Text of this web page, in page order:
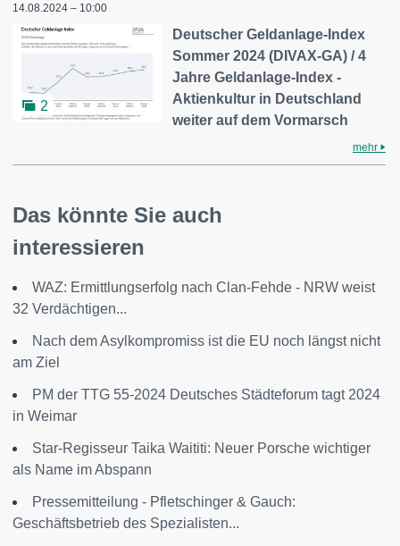
14.08.2024 – 10:00
2
Deutscher Geldanlage-Index
Sommer 2024 (DIVAX-GA) / 4
Jahre Geldanlage-Index -
Aktienkultur in Deutschland
weiter auf dem Vormarsch
mehr
Das könnte Sie auch
interessieren
WAZ: Ermittlungserfolg nach Clan-Fehde - NRW weist
32 Verdächtigen...
Nach dem Asylkompromiss ist die EU noch längst nicht
am Ziel
PM der TTG 55-2024 Deutsches Städteforum tagt 2024
in Weimar
Star-Regisseur Taika Waititi: Neuer Porsche wichtiger
als Name im Abspann
Pressemitteilung - Pfletschinger & Gauch:
Geschäftsbetrieb des Spezialisten...